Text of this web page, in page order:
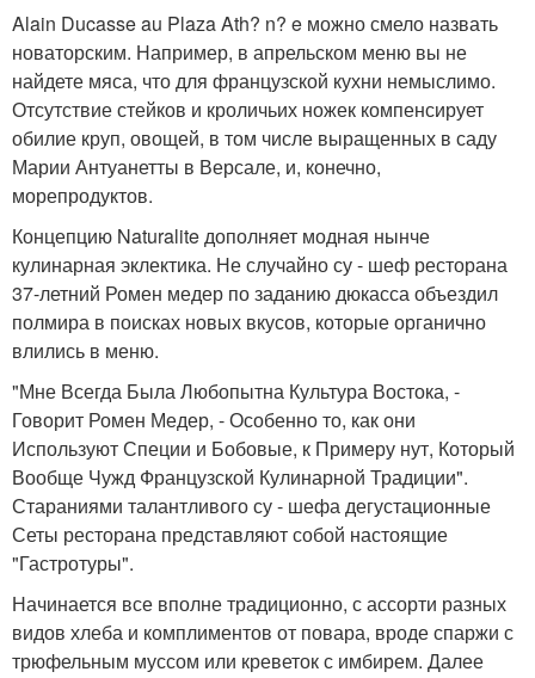
Alain Ducasse au Plaza Ath? n? e можно смело назвать
новаторским. Например, в апрельском меню вы не
найдете мяса, что для французской кухни немыслимо.
Отсутствие стейков и кроличьих ножек компенсирует
обилие круп, овощей, в том числе выращенных в саду
Марии Антуанетты в Версале, и, конечно,
морепродуктов.
Концепцию Naturalite дополняет модная нынче
кулинарная эклектика. Не случайно су - шеф ресторана
37-летний Ромен медер по заданию дюкасса объездил
полмира в поисках новых вкусов, которые органично
влились в меню.
"Мне Всегда Была Любопытна Культура Востока, -
Говорит Ромен Медер, - Особенно то, как они
Используют Специи и Бобовые, к Примеру нут, Который
Вообще Чужд Французской Кулинарной Традиции".
Стараниями талантливого су - шефа дегустационные
Сеты ресторана представляют собой настоящие
"Гастротуры".
Начинается все вполне традиционно, с ассорти разных
видов хлеба и комплиментов от повара, вроде спаржи с
трюфельным муссом или креветок с имбирем. Далее